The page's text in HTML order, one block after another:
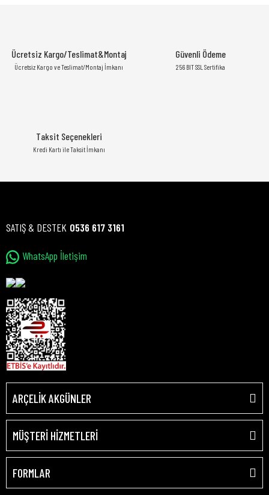
Ücretsiz Kargo/Teslimat&Montaj
Ücretsiz Kargo ve Teslimat/Montaj İmkanı
Güvenli Ödeme
256 BIT SSL Sertifika
Taksit Seçenekleri
Kredi Kartı ile Taksit İmkanı
SATIŞ & DESTEK 0536 617 3161
WhatsApp İletişim
ARÇELİK AKGÜNLER
MÜŞTERİ HİZMETLERİ
FORMLAR